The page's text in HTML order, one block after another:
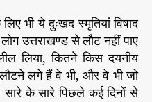
भी ये दुःखद स्मृतियां विषाद
उत्तराखण्ड से लौट नहीं पाए
लिया, कितने किस दयनीय
लगे हैं वे भी, और वे भी जो
के सारे पिछले कई दिनों से